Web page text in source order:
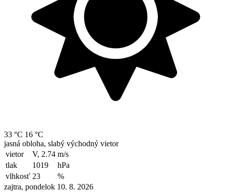
33 °C 16 °C
jasná obloha, slabý východný vietor
vietor
V, 2.74 m/s
tlak
1019
hPa
vlhkosť 23
%
zajtra, pondelok 10. 8. 2026